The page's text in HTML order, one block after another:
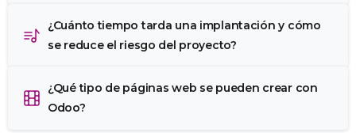
¿Cuánto tiempo tarda una implantación y cómo
se reduce el riesgo del proyecto?
¿Qué tipo de páginas web se pueden crear con
Odoo?